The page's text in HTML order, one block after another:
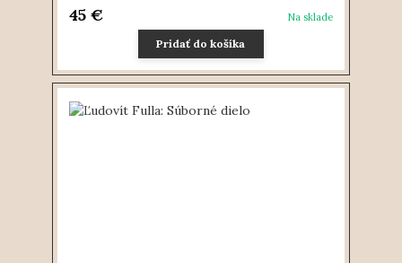
45 € Na sklade
Pridať do košíka